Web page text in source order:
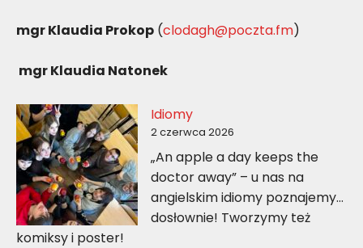
mgr Klaudia Prokop (clodagh@poczta.fm)
mgr Klaudia Natonek
Idiomy
2 czerwca 2026
„An apple a day keeps the
doctor away” – u nas na
angielskim idiomy poznajemy…
dosłownie! Tworzymy też
komiksy i poster!